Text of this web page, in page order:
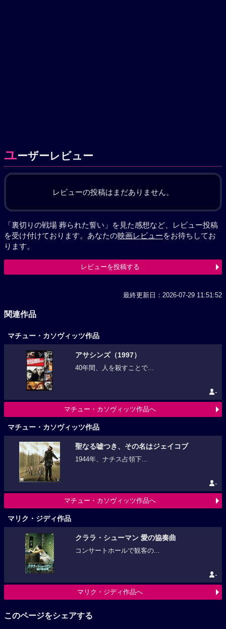
ユーザーレビュー
レビューの投稿はまだありません。
「裏切りの戦場 葬られた誓い」を見た感想など、レビュー投稿
を受け付けております。あなたの映画レビューをお待ちしてお
ります。
レビューを投稿する
最終更新日：2026-07-29 11:51:52
関連作品
マチュー・カソヴィッツ作品
アサシンズ（1997）
40年間、人を殺すことで...
-
マチュー・カソヴィッツ作品へ
マチュー・カソヴィッツ作品
聖なる嘘つき、その名はジェイコブ
1944年、ナチス占領下...
-
マチュー・カソヴィッツ作品へ
マリク・ジディ作品
クララ・シューマン 愛の協奏曲
コンサートホールで観客の...
-
マリク・ジディ作品へ
このページをシェアする